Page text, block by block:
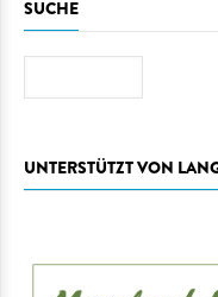
SUCHE
UNTERSTÜTZT VON